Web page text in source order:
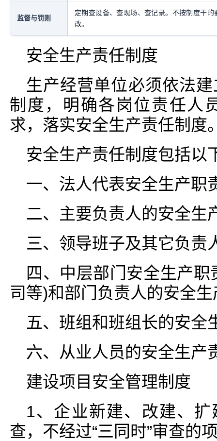
监督与罚则
定期查设备、查现场、查记录。不按制度干
改。
安全生产责任制度
生产经营单位必须依法
制度，明确各岗位责任人
求，落实安全生产责任制度
安全生产责任制度包括以
一、法人代表安全生产职
二、主要负责人的安全生
三、领导班子及其它负责
四、中层部门安全生产
司等)和部门负责人的安全
五、班组和班组长的安全
六、从业人员的安全生产
建设项目安全管理制度
1、企业新建、改建、扩
查，不经过“三同时”审查的